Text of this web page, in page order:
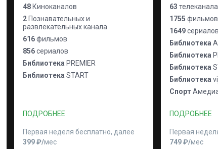
48 Киноканалов
2 Познавательных и
развлекательных канала
616фильмов
856сериалов
Библиотека PREMIER
Библиотека START
ПОДРОБНЕЕ
Первая неделя бесплатно, далее
399 ₽⁠/⁠мес
63 телеканала
1755 фильмов
1649сериалов
Библиотека
Библиотека
Библиотека
Библиотека
Спорт
ПОДРОБНЕЕ
Первая
749 ₽⁠/⁠мес